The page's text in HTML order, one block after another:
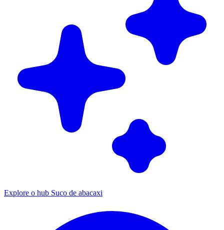
Explore o hub Suco de abacaxi